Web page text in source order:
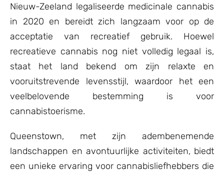
Nieuw-Zeeland legaliseerde medicinale cannabis
in 2020 en bereidt zich langzaam voor op de
acceptatie van recreatief gebruik. Hoewel
recreatieve cannabis nog niet volledig legaal is,
staat het land bekend om zijn relaxte en
vooruitstrevende levensstijl, waardoor het een
veelbelovende bestemming is voor
cannabistoerisme.
Queenstown, met zijn adembenemende
landschappen en avontuurlijke activiteiten, biedt
een unieke ervaring voor cannabisliefhebbers die